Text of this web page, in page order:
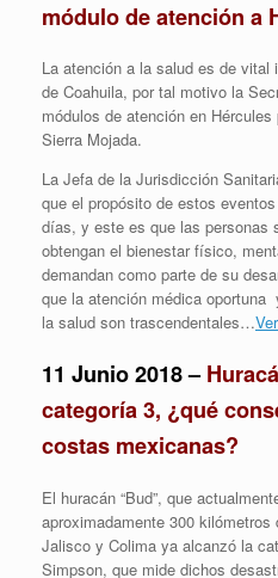
módulo de atención a
La atención a la salud es de vital
de Coahuila, por tal motivo la
módulos de atención en
Sierra Mojada.
La Jefa de la Jurisdicción
que el propósito de estos
días, y este es que las personas
obtengan el bienestar físico,
demandan como parte de su
que la atención médica
la salud son trascendentales…
11 Junio 2018 –
categoría 3, ¿qué
costas mexicanas?
El huracán “Bud”, que
aproximadamente 300
Jalisco y Colima ya alcanzó la
Simpson, que mide dichos